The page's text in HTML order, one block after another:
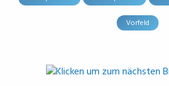
Vorfeld